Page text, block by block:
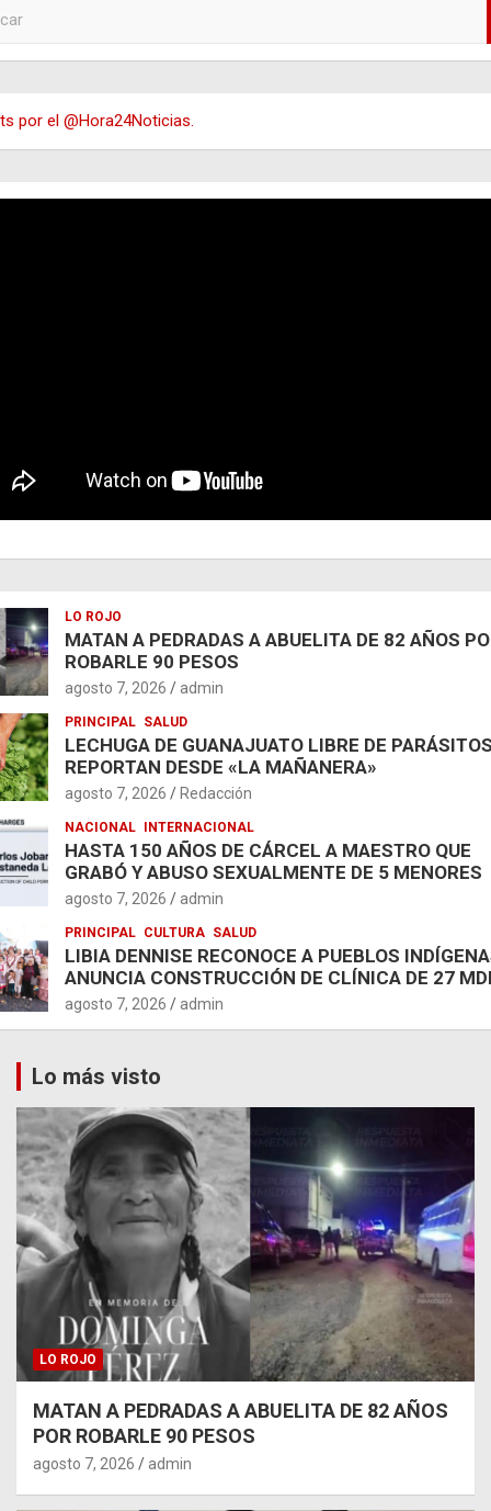
por el @Hora24Noticias.
LO ROJO
MATAN A PEDRADAS A ABUELITA DE 82 AÑOS
ROBARLE 90 PESOS
agosto 7, 2026 admin
PRINCIPAL SALUD
LECHUGA DE GUANAJUATO LIBRE DE
REPORTAN DESDE «LA MAÑANERA»
agosto 7, 2026 Redacción
NACIONAL INTERNACIONAL
HASTA 150 AÑOS DE CÁRCEL A MAESTRO QUE
GRABÓ Y ABUSO SEXUALMENTE DE 5 MENORES
agosto 7, 2026 admin
PRINCIPAL CULTURA SALUD
LIBIA DENNISE RECONOCE A PUEBLOS
ANUNCIA CONSTRUCCIÓN DE CLÍNICA DE 27
agosto 7, 2026 admin
Lo más visto
LO ROJO
MATAN A PEDRADAS A ABUELITA DE 82 AÑOS
POR ROBARLE 90 PESOS
agosto 7, 2026 admin